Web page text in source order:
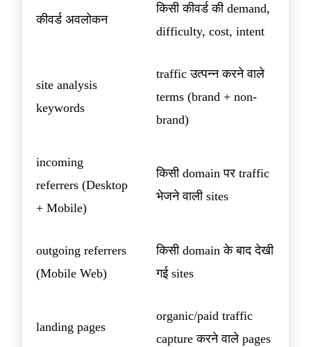
कीवर्ड अवलोकन
किसी कीवर्ड की demand,
difficulty, cost, intent
site analysis
keywords
traffic उत्पन्न करने वाले
terms (brand + non-
brand)
incoming
referrers (Desktop
+ Mobile)
किसी domain पर traffic
भेजने वाली sites
outgoing referrers
(Mobile Web)
किसी domain के बाद देखी
गई sites
landing pages
organic/paid traffic
capture करने वाले pages